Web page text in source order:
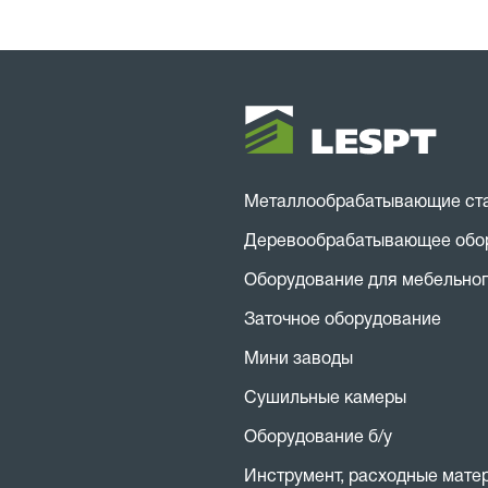
Металлообрабатывающие
Деревообрабатывающее
Оборудование для
Заточное оборудование
Мини заводы
Сушильные камеры
Оборудование б/у
Инструмент, расходные